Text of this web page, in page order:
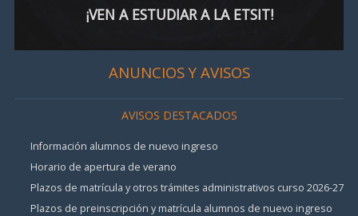
¡VEN A ESTUDIAR A LA ETSIT!
ANUNCIOS Y AVISOS
AVISOS DESTACADOS
Información alumnos de nuevo ingreso
Horario de apertura de verano
Plazos de matrícula y otros trámites administrativos curso 2026-27
Plazos de preinscripción y matrícula alumnos de nuevo ingreso